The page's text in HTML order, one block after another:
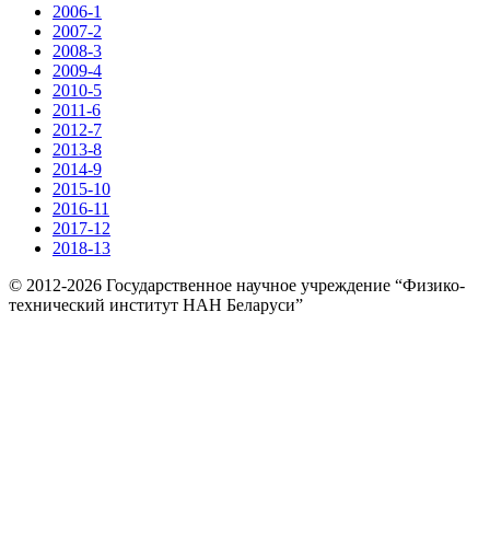
2006-1
2007-2
2008-3
2009-4
2010-5
2011-6
2012-7
2013-8
2014-9
2015-10
2016-11
2017-12
2018-13
© 2012-2026 Государственное научное учреждение “Физико-
технический институт НАН Беларуси”